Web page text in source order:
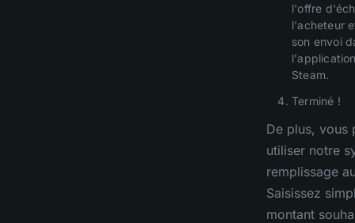
l'offre
l'acheteur
son envoi
Steam.
Terminé !
De plus, vous
utiliser notre
remplissage
Saisissez
montant